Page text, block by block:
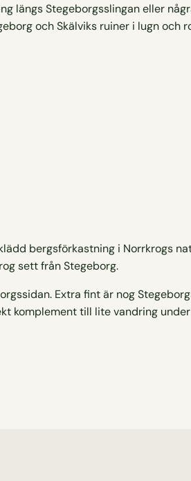
längs Stegeborgsslingan eller
och Skälviks ruiner i lugn och
sett från Stegeborg.
Extra fint är nog
komplement till lite vandring